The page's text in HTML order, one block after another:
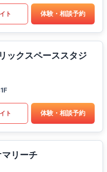
ト 体験・相談予約
ックスペーススタジ
ト 体験・相談予約
リーチ